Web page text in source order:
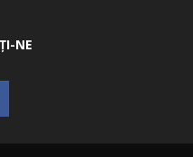
NE